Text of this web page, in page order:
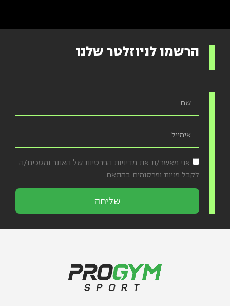
הרשמו לניוזלטר שלנו
אני מאשר/ת את מדיניות הפרטיות של האתר ומסכים/ה
לקבל פניות ופרסומים בהתאם.
שליחה